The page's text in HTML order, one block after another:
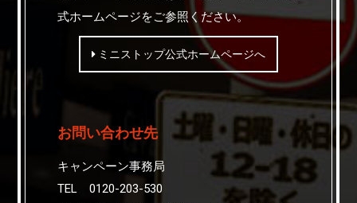
式ホームページをご参照ください。
ミニストップ公式ホームページへ
お問い合わせ先
キャンペーン事務局
TEL 0120-203-530